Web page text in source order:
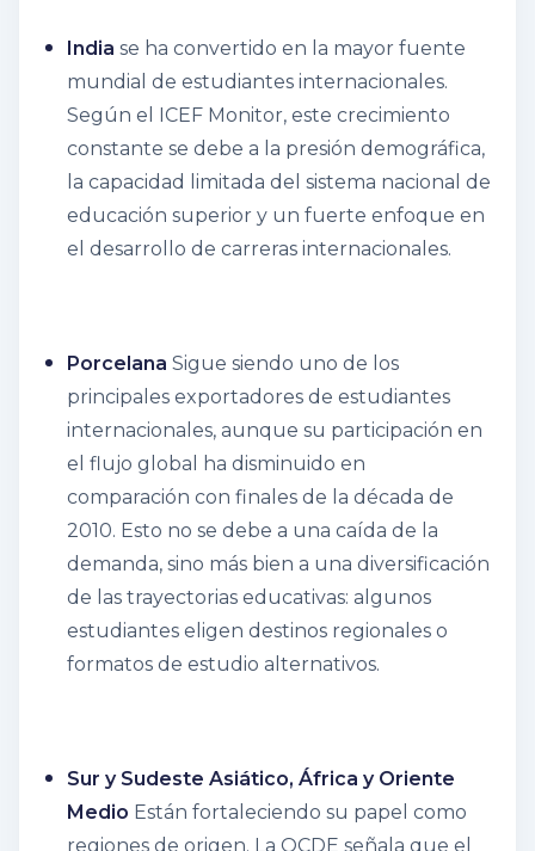
India se ha convertido en la mayor fuente
mundial de estudiantes internacionales.
Según el ICEF Monitor, este crecimiento
constante se debe a la presión demográfica,
la capacidad limitada del sistema nacional de
educación superior y un fuerte enfoque en
el desarrollo de carreras internacionales.
Porcelana Sigue siendo uno de los
principales exportadores de estudiantes
internacionales, aunque su participación en
el flujo global ha disminuido en
comparación con finales de la década de
2010. Esto no se debe a una caída de la
demanda, sino más bien a una diversificación
de las trayectorias educativas: algunos
estudiantes eligen destinos regionales o
formatos de estudio alternativos.
Sur y Sudeste Asiático, África y Oriente
Medio Están fortaleciendo su papel como
regiones de origen. La OCDE señala que el